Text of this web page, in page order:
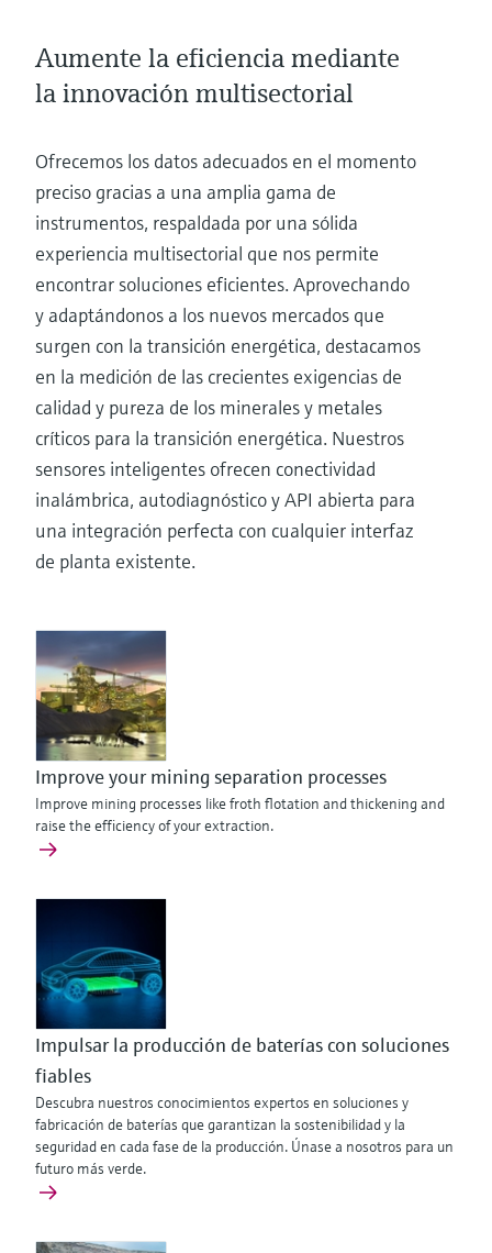
Aumente la eficiencia mediante
la innovación multisectorial
Ofrecemos los datos adecuados en el momento
preciso gracias a una amplia gama de
instrumentos, respaldada por una sólida
experiencia multisectorial que nos permite
encontrar soluciones eficientes. Aprovechando
y adaptándonos a los nuevos mercados que
surgen con la transición energética, destacamos
en la medición de las crecientes exigencias de
calidad y pureza de los minerales y metales
críticos para la transición energética. Nuestros
sensores inteligentes ofrecen conectividad
inalámbrica, autodiagnóstico y API abierta para
una integración perfecta con cualquier interfaz
de planta existente.
Improve your mining separation processes
Improve mining processes like froth flotation and thickening and
raise the efficiency of your extraction.
Impulsar la producción de baterías con soluciones
fiables
Descubra nuestros conocimientos expertos en soluciones y
fabricación de baterías que garantizan la sostenibilidad y la
seguridad en cada fase de la producción. Únase a nosotros para un
futuro más verde.